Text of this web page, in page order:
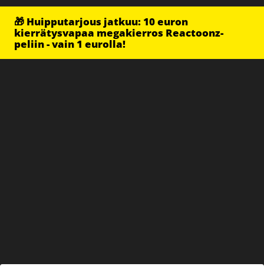
🎁 Huipputarjous jatkuu: 10 euron
kierrätysvapaa megakierros Reactoonz-
peliin - vain 1 eurolla!